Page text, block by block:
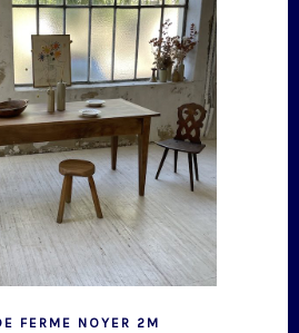
FERME NOYER 2M